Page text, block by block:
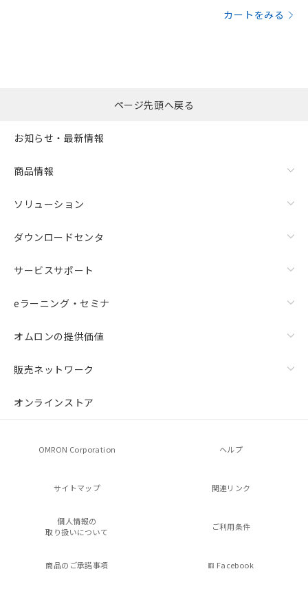
カートをみる
ページ先頭へ戻る
お知らせ・最新情報
商品情報
ソリューション
ダウンロードセンタ
サービスサポート
eラーニング・セミナ
オムロンの提供価値
販売ネットワーク
オンラインストア
OMRON Corporation ヘルプ
サイトマップ 関連リンク
個人情報の
取り扱いについて
ご利用条件
商品のご承諾事項 Facebook